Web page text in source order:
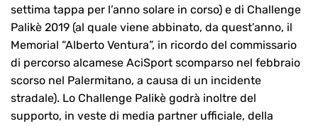
settima tappa per l’anno solare in corso) e di Challenge
Palikè 2019 (al quale viene abbinato, da quest’anno, il
Memorial “Alberto Ventura”, in ricordo del commissario
di percorso alcamese AciSport scomparso nel febbraio
scorso nel Palermitano, a causa di un incidente
stradale). Lo Challenge Palikè godrà inoltre del
supporto, in veste di media partner ufficiale, della